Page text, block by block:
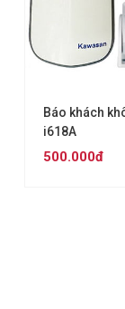
Báo khách
i618A
500.000đ